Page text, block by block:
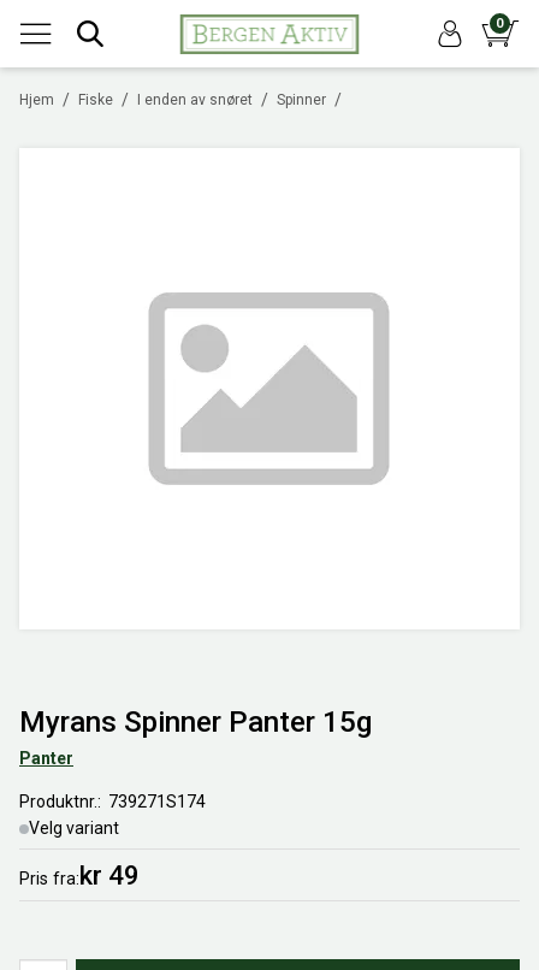
0
/
Hjem /
Fiske /
I enden av snøret /
Spinner
Myrans Spinner Panter 15g
Panter
Produktnr.
739271S174
Velg variant
Pris fra kr 49